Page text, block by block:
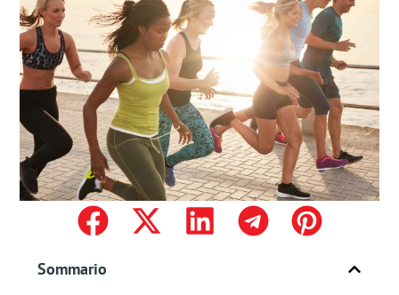
Sommario